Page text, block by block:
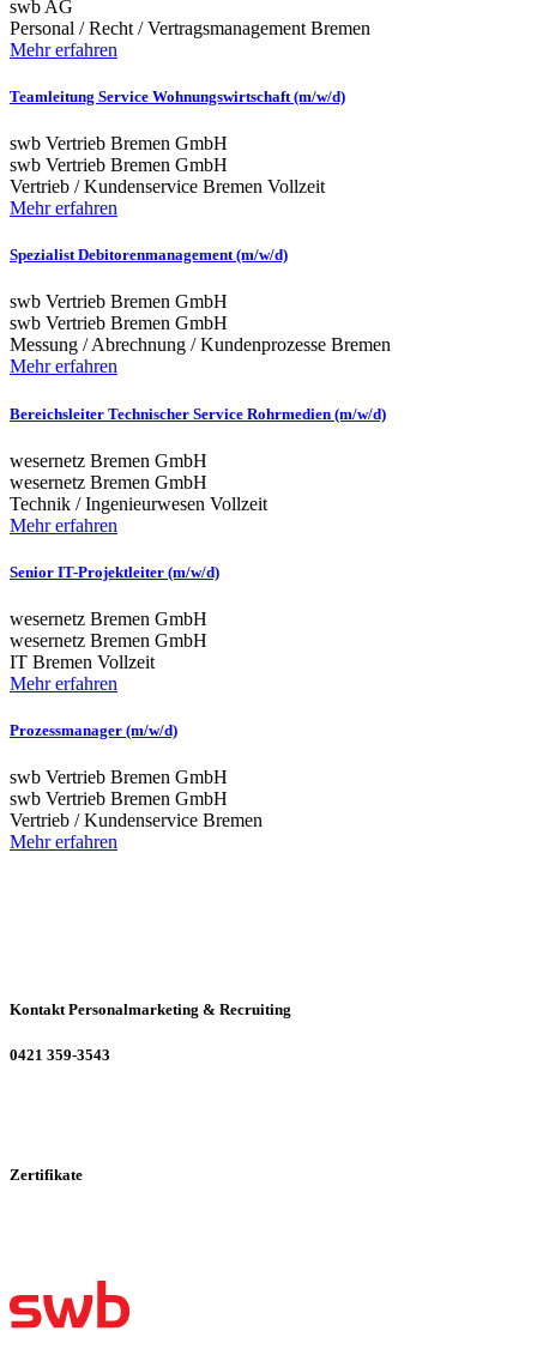
swb AG
Personal / Recht / Vertragsmanagement Bremen
Mehr erfahren
Teamleitung Service Wohnungswirtschaft (m/w/d)
swb Vertrieb Bremen GmbH
swb Vertrieb Bremen GmbH
Vertrieb / Kundenservice Bremen Vollzeit
Mehr erfahren
Spezialist Debitorenmanagement (m/w/d)
swb Vertrieb Bremen GmbH
swb Vertrieb Bremen GmbH
Messung / Abrechnung / Kundenprozesse Bremen
Mehr erfahren
Bereichsleiter Technischer Service Rohrmedien (m/w/d)
wesernetz Bremen GmbH
wesernetz Bremen GmbH
Technik / Ingenieurwesen Vollzeit
Mehr erfahren
Senior IT-Projektleiter (m/w/d)
wesernetz Bremen GmbH
wesernetz Bremen GmbH
IT Bremen Vollzeit
Mehr erfahren
Prozessmanager (m/w/d)
swb Vertrieb Bremen GmbH
swb Vertrieb Bremen GmbH
Vertrieb / Kundenservice Bremen
Mehr erfahren
Kontakt Personalmarketing & Recruiting
0421 359-3543
Zertifikate